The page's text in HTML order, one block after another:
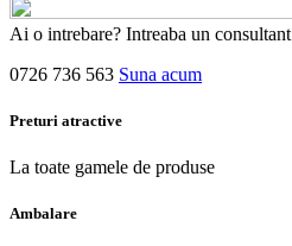
Ai o intrebare? Intreaba un consultant
0726 736 563 Suna acum
Preturi atractive
La toate gamele de produse
Ambalare